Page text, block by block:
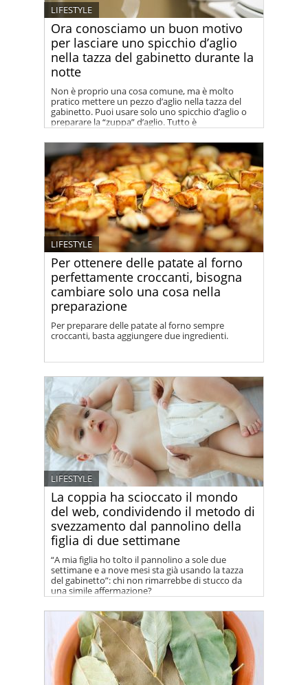
Ora conosciamo un buon motivo
per lasciare uno spicchio d’aglio
nella tazza del gabinetto durante la
notte
LIFESTYLE
Non è proprio una cosa comune, ma è molto
pratico mettere un pezzo d’aglio nella tazza del
gabinetto. Puoi usare solo uno spicchio d’aglio o
preparare la “zuppa” d’aglio. Tutto è
completamente naturale e non nocivo, ma molto
efficace.
Per ottenere delle patate al forno
perfettamente croccanti, bisogna
cambiare solo una cosa nella
preparazione
LIFESTYLE
Per preparare delle patate al forno sempre
croccanti, basta aggiungere due ingredienti.
La coppia ha scioccato il mondo
del web, condividendo il metodo di
svezzamento dal pannolino della
figlia di due settimane
LIFESTYLE
“A mia figlia ho tolto il pannolino a sole due
settimane e a nove mesi sta già usando la tazza
del gabinetto”: chi non rimarrebbe di stucco da
una simile affermazione?